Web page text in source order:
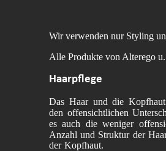
Wir verwenden nur Styling
Alle Produkte von Alterego
Haarpflege
Das Haar und die
den offensichtlichen
es auch die weniger
Anzahl und Struktur der
der Kopfhaut.